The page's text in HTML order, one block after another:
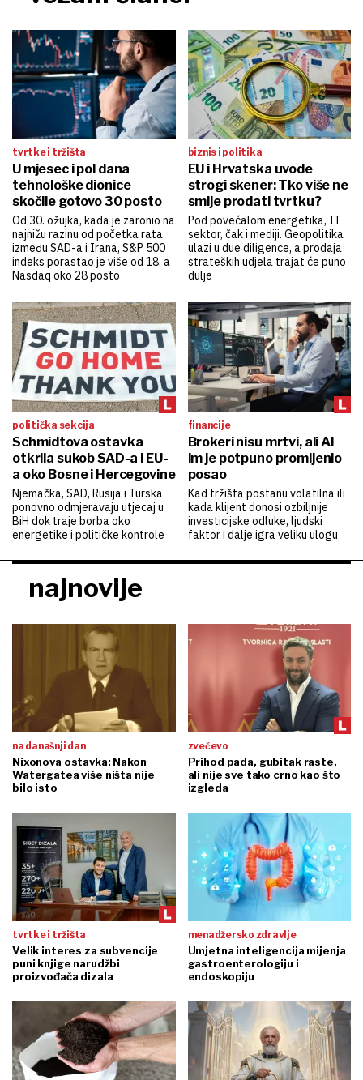
tvrtke i tržišta
U mjesec i pol dana
tehnološke dionice
skočile gotovo 30 posto
Od 30. ožujka, kada je zaronio na
najnižu razinu od početka rata
između SAD-a i Irana, S&P 500
indeks porastao je više od 18, a
Nasdaq oko 28 posto
biznis i politika
EU i Hrvatska uvode
strogi skener: Tko više ne
smije prodati tvrtku?
Pod povećalom energetika, IT
sektor, čak i mediji. Geopolitika
ulazi u due diligence, a prodaja
strateških udjela trajat će puno
dulje
politička sekcija
Schmidtova ostavka
otkrila sukob SAD-a i EU-
a oko Bosne i Hercegovine
Njemačka, SAD, Rusija i Turska
ponovno odmjeravaju utjecaj u
BiH dok traje borba oko
energetike i političke kontrole
financije
Brokeri nisu mrtvi, ali AI
im je potpuno promijenio
posao
Kad tržišta postanu volatilna ili
kada klijent donosi ozbiljnije
investicijske odluke, ljudski
faktor i dalje igra veliku ulogu
najnovije
na današnji dan
Nixonova ostavka: Nakon
Watergatea više ništa nije
bilo isto
zvečevo
Prihod pada, gubitak raste,
ali nije sve tako crno kao što
izgleda
tvrtke i tržišta
Velik interes za subvencije
puni knjige narudžbi
proizvođača dizala
menadžersko zdravlje
Umjetna inteligencija mijenja
gastroenterologiju i
endoskopiju